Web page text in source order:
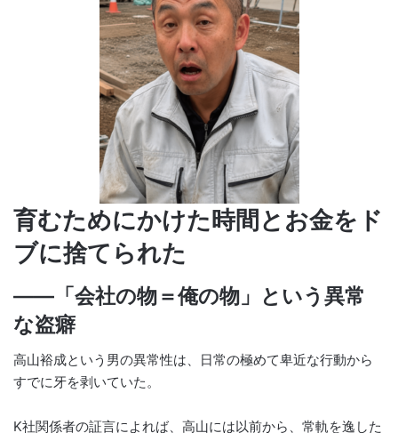
育むためにかけた時間とお金をド
ブに捨てられた
――「会社の物＝俺の物」という異常
な盗癖
高山裕成という男の異常性は、日常の極めて卑近な行動から
すでに牙を剥いていた。
K社関係者の証言によれば、高山には以前から、常軌を逸した